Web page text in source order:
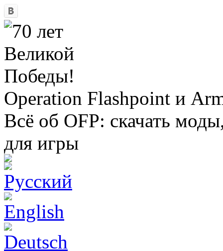
Operation Flashpoint и
Всё об OFP: скачать
для игры